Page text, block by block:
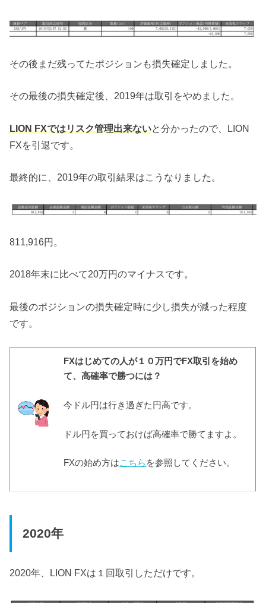
その後まだ残ってたポジションも損失確定しました。
その最後の損失確定後、2019年は取引をやめました。
LION FXではリスク管理出来ないと分かったので、LION
FXを引退です。
最終的に、2019年の取引結果はこうなりました。
811,916円。
2018年末に比べて20万円のマイナスです。
最後のポジションの損失確定時に少し損失が減った程度
です。
FXはじめての人が１０万円でFX取引を始め
て、高確率で勝つには？
今ドル円は行き過ぎた円高です。
ドル円を買っておけば高確率で勝てますよ。
FXの始め方はこちら を参照してください。
2020年
2020年、LION FXは１回取引しただけです。